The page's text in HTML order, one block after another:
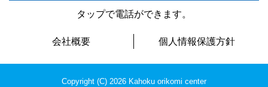
タップで電話ができます。
会社概要 個人情報保護方針
Copyright (C) 2026 Kahoku orikomi center